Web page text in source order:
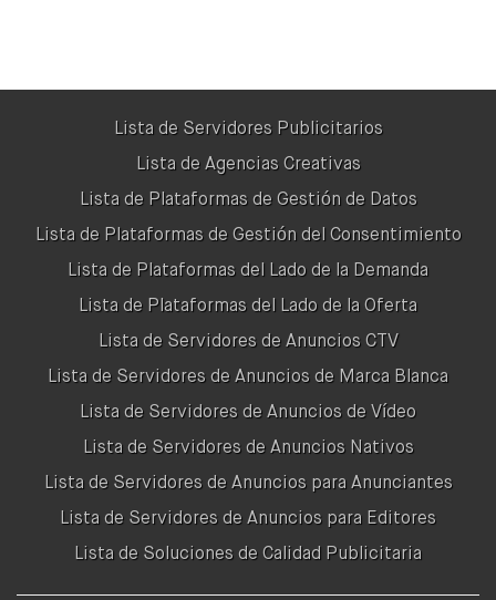
Lista de Servidores Publicitarios
Lista de Agencias Creativas
Lista de Plataformas de Gestión de Datos
Lista de Plataformas de Gestión del Consentimiento
Lista de Plataformas del Lado de la Demanda
Lista de Plataformas del Lado de la Oferta
Lista de Servidores de Anuncios CTV
Lista de Servidores de Anuncios de Marca Blanca
Lista de Servidores de Anuncios de Vídeo
Lista de Servidores de Anuncios Nativos
Lista de Servidores de Anuncios para Anunciantes
Lista de Servidores de Anuncios para Editores
Lista de Soluciones de Calidad Publicitaria